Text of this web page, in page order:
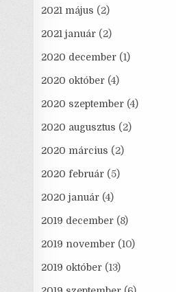
2021 május (2)
2021 január (2)
2020 december (1)
2020 október (4)
2020 szeptember (4)
2020 augusztus (2)
2020 március (2)
2020 február (5)
2020 január (4)
2019 december (8)
2019 november (10)
2019 október (13)